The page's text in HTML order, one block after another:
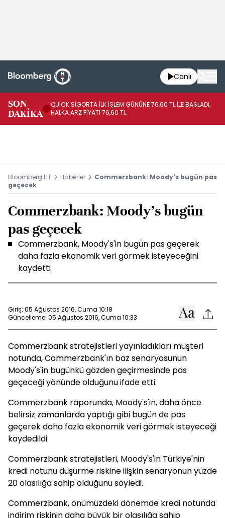
Canlı
SON
DAKİKA
QUICK SİGORTA İLK İŞLEM GÜNÜNE 76,60 TL İLE BAŞLADI,
HALKA ARZ FİYATI 76,60 TL
Bloomberg HT Haberler
Commerzbank: Moody's bugün pas
geçecek
Commerzbank: Moody's bugün
pas geçecek
Commerzbank, Moody's'in bugün pas geçerek
daha fazla ekonomik veri görmek isteyeceğini
kaydetti
Giriş: 05 Ağustos 2016, Cuma 10:18
Güncelleme: 05 Ağustos 2016, Cuma 10:33
Commerzbank stratejistleri yayınladıkları müşteri
notunda, Commerzbank'ın baz senaryosunun
Moody's'in bugünkü gözden geçirmesinde pas
geçeceği yönünde olduğunu ifade etti.
Commerzbank raporunda, Moody's'in, daha önce
belirsiz zamanlarda yaptığı gibi bugün de pas
geçerek daha fazla ekonomik veri görmek isteyeceği
kaydedildi.
Commerzbank stratejistleri, Moody's'in Türkiye'nin
kredi notunu düşürme riskine ilişkin senaryonun yüzde
20 olasılığa sahip olduğunu söyledi.
Commerzbank, önümüzdeki dönemde kredi notunda
indirim riskinin daha büyük bir olasılığa sahip